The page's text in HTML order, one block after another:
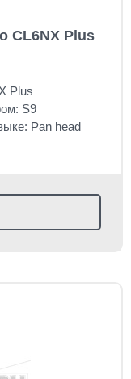
CL6NX Plus
Plus
S9
Pan head